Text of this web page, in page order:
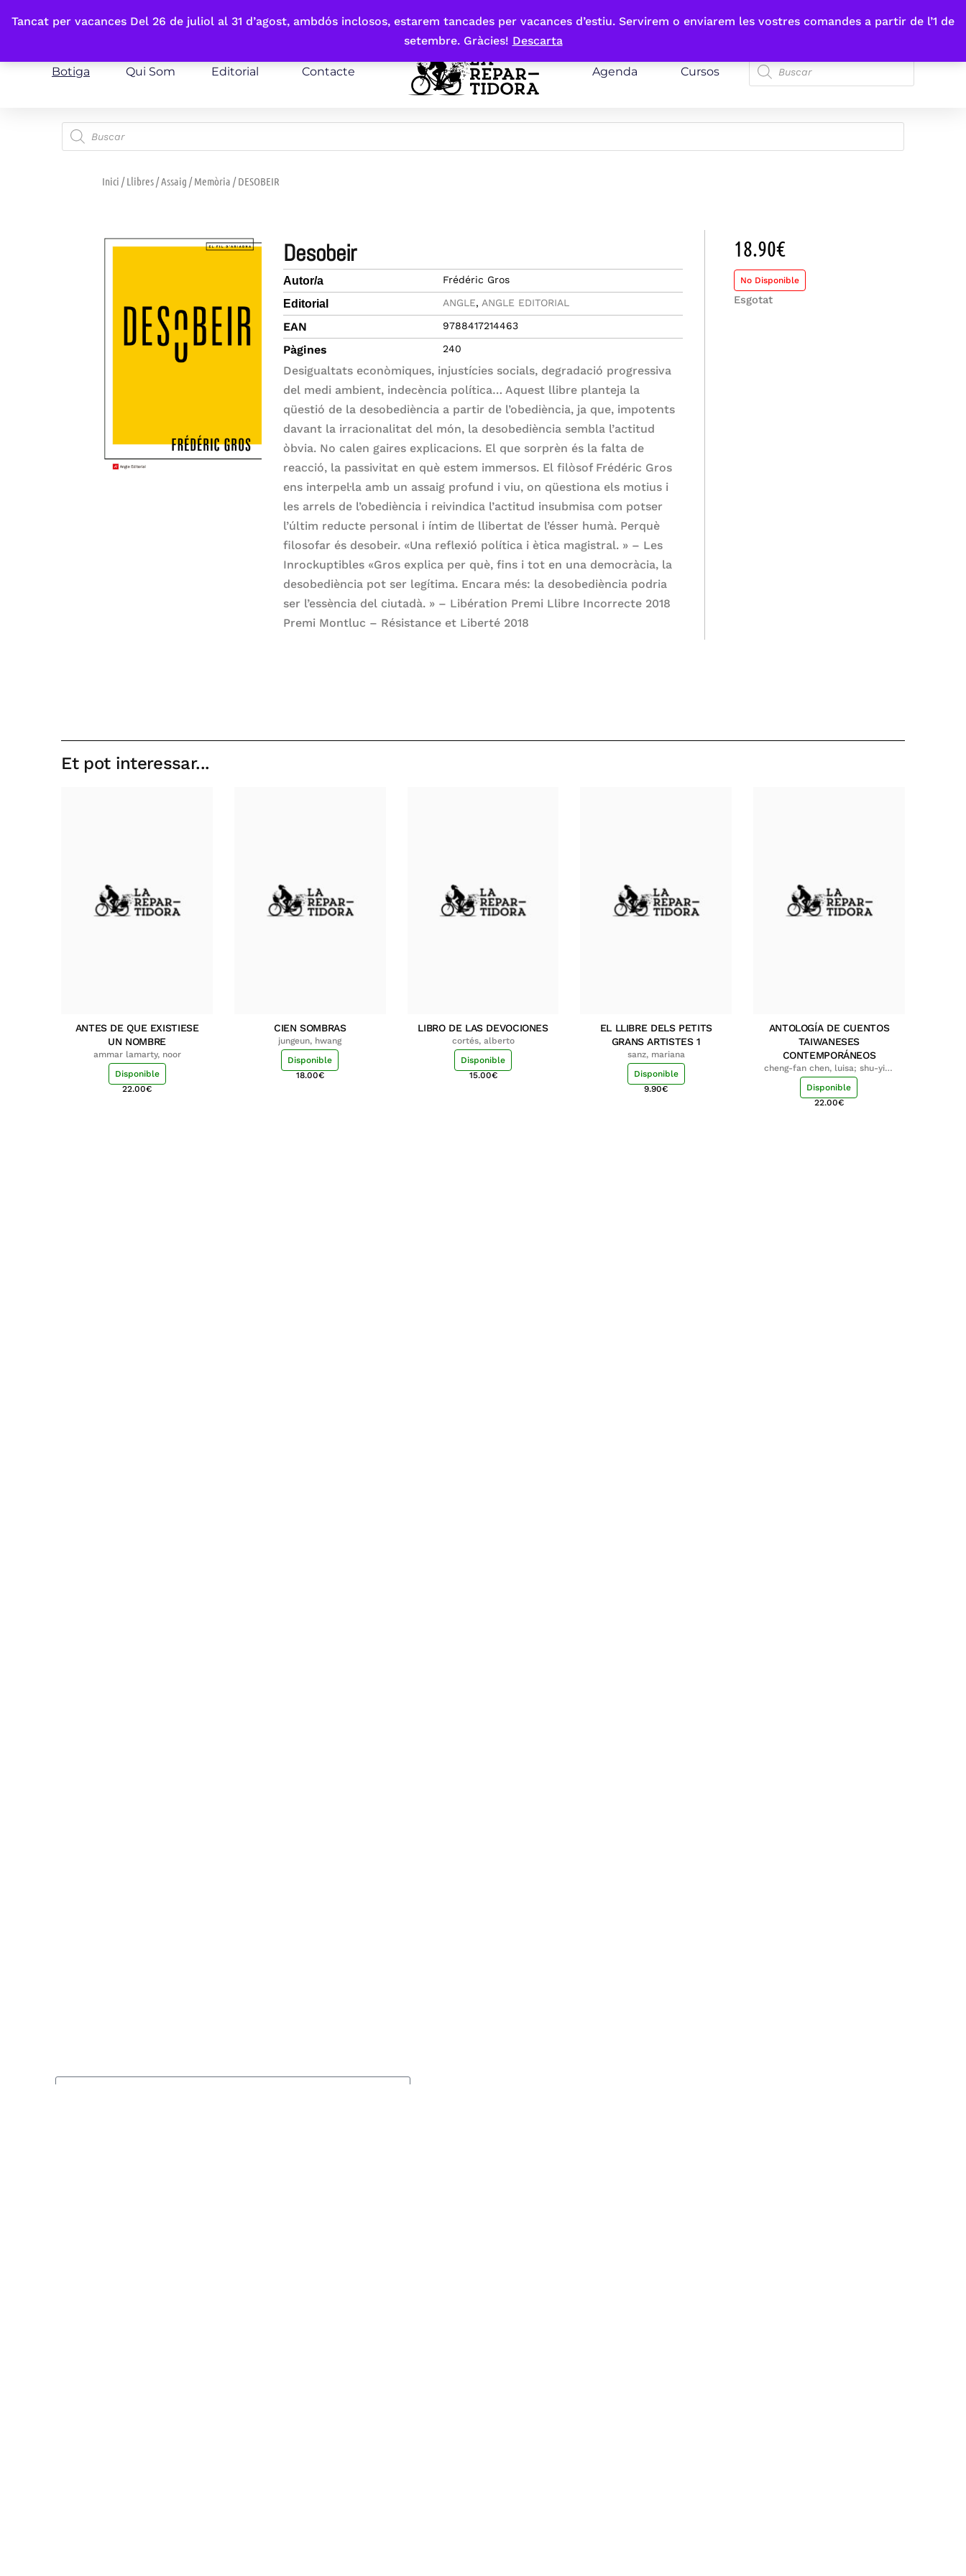
Tancat per vacances Del 26 de juliol al 31 d’agost, ambdós inclosos, estarem tancades per vacances d’estiu. Servirem o enviarem les vostres comandes a partir de l’1 de
setembre. Gràcies! Descarta
Fes-te'n sòcia
Botiga Qui Som Editorial Contacte Agenda Cursos
Inici /Llibres/Assaig /Memòria / DESOBEIR
desobeir
Autor/a Frédéric Gros
Editorial ANGLE, ANGLE EDITORIAL
EAN 9788417214463
Pàgines 240
Desigualtats econòmiques, injustícies socials, degradació progressiva
del medi ambient, indecència política… Aquest llibre planteja la
qüestió de la desobediència a partir de l’obediència, ja que, impotents
davant la irracionalitat del món, la desobediència sembla l’actitud
òbvia. No calen gaires explicacions. El que sorprèn és la falta de
reacció, la passivitat en què estem immersos. El filòsof Frédéric Gros
ens interpel·la amb un assaig profund i viu, on qüestiona els motius i
les arrels de l’obediència i reivindica l’actitud insubmisa com potser
l’últim reducte personal i íntim de llibertat de l’ésser humà. Perquè
filosofar és desobeir. «Una reflexió política i ètica magistral. » – Les
Inrockuptibles «Gros explica per què, fins i tot en una democràcia, la
desobediència pot ser legítima. Encara més: la desobediència podria
ser l’essència del ciutadà. » – Libération Premi Llibre Incorrecte 2018
Premi Montluc – Résistance et Liberté 2018
18.90€
No Disponible
Esgotat
Et pot interessar...
ANTES DE QUE EXISTIESE
UN NOMBRE
ammar lamarty, noor
Disponible
22.00€
CIEN SOMBRAS
jungeun, hwang
Disponible
18.00€
LIBRO DE LAS DEVOCIONES
cortés, alberto
Disponible
15.00€
EL LLIBRE DELS PETITS
GRANS ARTISTES 1
sanz, mariana
Disponible
9.90€
ANTOLOGÍA DE CUENTOS
TAIWANESES
CONTEMPORÁNEOS
cheng-fan chen, luisa; shu-ying
chang, luisa
Disponible
22.00€